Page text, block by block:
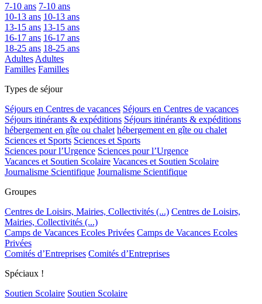
7-10 ans 7-10 ans
10-13 ans 10-13 ans
13-15 ans 13-15 ans
16-17 ans 16-17 ans
18-25 ans 18-25 ans
Adultes Adultes
Familles Familles
Types de séjour
Séjours en Centres de vacances Séjours en Centres de vacances
Séjours itinérants & expéditions Séjours itinérants & expéditions
hébergement en gîte ou chalet hébergement en gîte ou chalet
Sciences et Sports Sciences et Sports
Sciences pour l’Urgence Sciences pour l’Urgence
Vacances et Soutien Scolaire Vacances et Soutien Scolaire
Journalisme Scientifique Journalisme Scientifique
Groupes
Centres de Loisirs, Mairies, Collectivités (...) Centres de Loisirs,
Mairies, Collectivités (...)
Camps de Vacances Ecoles Privées Camps de Vacances Ecoles
Privées
Comités d’Entreprises Comités d’Entreprises
Spéciaux !
Soutien Scolaire Soutien Scolaire